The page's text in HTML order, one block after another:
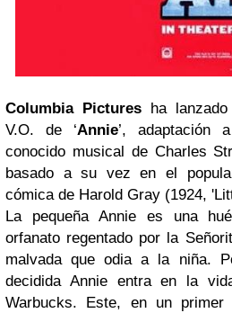
Columbia Picturesha lanzado
V.O. de ‘Annie’, adaptación
conocido musical de Charles
basado a su vez en el
cómica de Harold Gray (1924,
La pequeña Annie es una
orfanato regentado por la
malvada que odia a la niña.
decidida Annie entra en la
Warbucks. Este, en un primer